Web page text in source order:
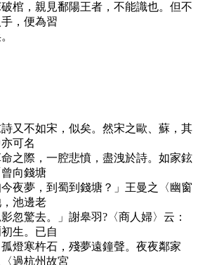
棺，親見鄱陽王者，不能識也。但不
，便為習
又不如宋，似矣。然宋之歐、蘇，其
可名
之際，一腔悲憤，盡洩於詩。如家鉉
向錢塘
夜夢，到蜀到錢塘？」王曼之〈幽窗
池邊老
忽驚去。」謝皋羽?〈商人婦〉云：
生。已自
燈寒杵石，殘夢遠鐘聲。夜夜鄰家
過杭州故宮